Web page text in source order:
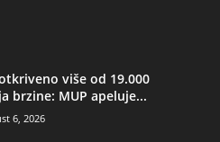
više od 19.000
brzine: MUP apeluje...
6, 2026